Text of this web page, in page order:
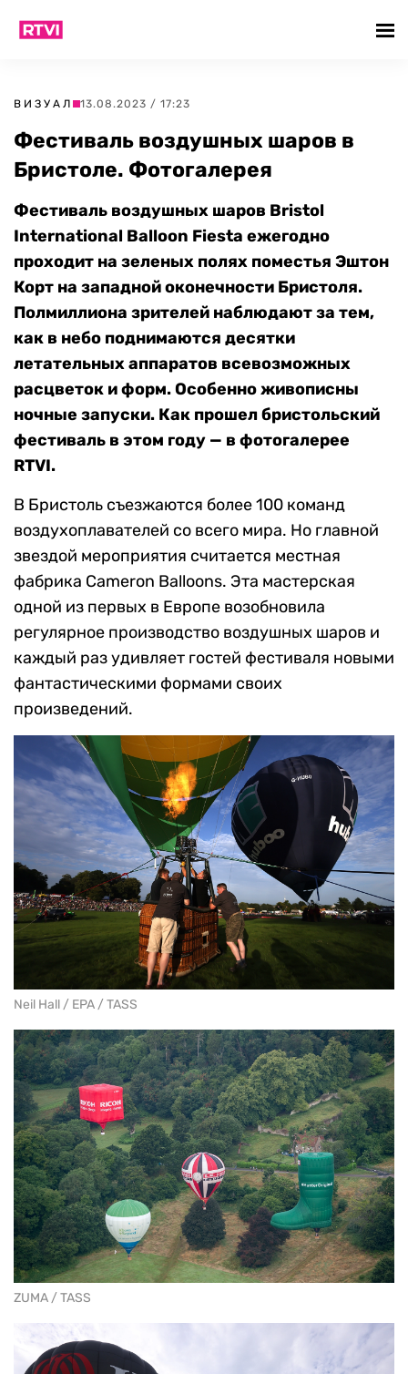
ВИЗУАЛ 13.08.2023 / 17:23
Фестиваль воздушных шаров в
Бристоле. Фотогалерея
Фестиваль воздушных шаров Bristol
International Balloon Fiesta ежегодно
проходит на зеленых полях поместья Эштон
Корт на западной оконечности Бристоля.
Полмиллиона зрителей наблюдают за тем,
как в небо поднимаются десятки
летательных аппаратов всевозможных
расцветок и форм. Особенно живописны
ночные запуски. Как прошел бристольский
фестиваль в этом году — в фотогалерее
RTVI.
В Бристоль съезжаются более 100 команд
воздухоплавателей со всего мира. Но главной
звездой мероприятия считается местная
фабрика Cameron Balloons. Эта мастерская
одной из первых в Европе возобновила
регулярное производство воздушных шаров и
каждый раз удивляет гостей фестиваля новыми
фантастическими формами своих
произведений.
Neil Hall / EPA / TASS
ZUMA / TASS